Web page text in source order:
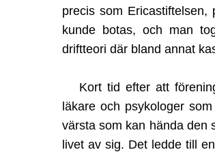
precis som
kunde botas, och man
driftteori där bland annat
Kort tid efter att
läkare och psykologer
värsta som kan hända den
livet av sig. Det ledde till